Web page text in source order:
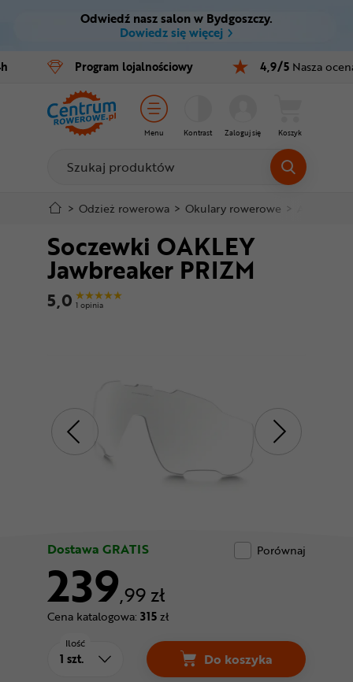
Ctrl M
Menu główne
Informacje o produkcie
Do koszyka
Szczegółowe informacje
Stopka
Mapa strony
Odwiedź nasz salon w Bydgoszczy.
Dowiedz się więcej
Program lojalnościowy 4,9/5 Nasza
Menu Kontrast Zaloguj się Koszyk
Rowery
E-bike
Części
Akcesoria
Odzież
Kaski
Buty
Superoferta
> Odzież rowerowa > Okulary rowerowe >
Soczewki OAKLEY
Jawbreaker PRIZM
5,0 1 opinia
Dostawa GRATIS Porównaj
239,99 zł
Cena katalogowa: 315zł
Ilość
Do koszyka